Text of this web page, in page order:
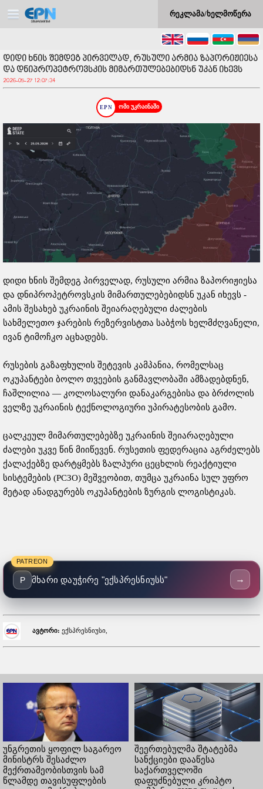
რეკლამა/ხელმოწერა
დიდი ხნის შემდეგ პირველად, რუსული არმია ზაპორიჟიესა
და დნიპროპეტროვსკის მიმართულებებიდსნ უკან იხევს
2026-05-27 12:07:34
ომი უკრაინაში
დიდი ხნის შემდეგ პირველად, რუსული არმია ზაპორიჟიესა
და დნიპროპეტროვსკის მიმართულებებიდსნ უკან იხევს -
ამის შესახებ უკრაინის შეიარაღებული ძალების
სახმელეთო ჯარების რეზერვისტთა საბჭოს ხელმძღვანელი,
ივან ტიმოჩკო აცხადებს.
რუსების გაზაფხულის შეტევის კამპანია, რომელსაც
ოკუპანტები ბოლო თვეების განმავლობაში ამზადებდნენ,
ჩაშლილია — კოლოსალური დანაკარგებისა და ბრძოლის
ველზე უკრაინის ტექნოლოგიური უპირატესობის გამო.
ცალკეულ მიმართულებებზე უკრაინის შეიარაღებული
ძალები უკვე წინ მიიწევენ. რუსეთის ფედერაცია აგრძელებს
ქალაქებზე დარტყმებს ზალპური ცეცხლის რეაქტიული
სისტემების (РСЗО) მეშვეობით, თუმცა უკრაინა სულ უფრო
მეტად ანადგურებს ოკუპანტების ზურგის ლოგისტიკას.
PATREON
P მხარი დაუჭირე "ექსპრესნიუსს" →
ავტორი: ექსპრესნიუსი,
უნგრეთის ყოფილ საგარეო
მინისტრს შესაძლო
მექრთამეობისთვის სამ
წლამდე თავისუფლების
შეერთებულმა შტატებმა
სანქციები დააწესა
საქართველოში
დაფუძნებული კრიპტო